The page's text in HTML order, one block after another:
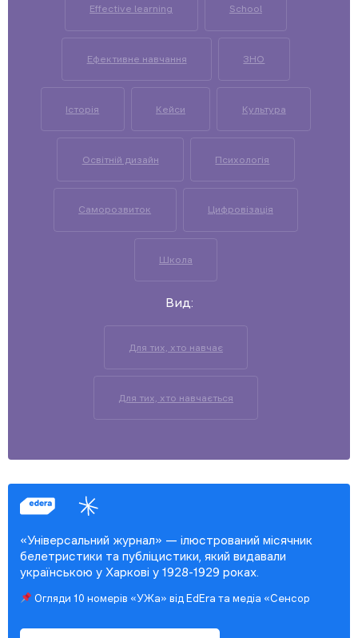
Effective learning School
Ефективне навчання ЗНО
Історія Кейси Культура
Освітній дизайн Психологія
Саморозвиток Цифровізація
Школа
Вид:
Для тих, хто навчає
Для тих, хто навчається
«Універсальний журнал» — ілюстрований місячник
белетристики та публіцистики, який видавали
українською у Харкові у 1928-1929 роках.
Огляди 10 номерів «УЖа» від EdEra та медіа «Сенсор